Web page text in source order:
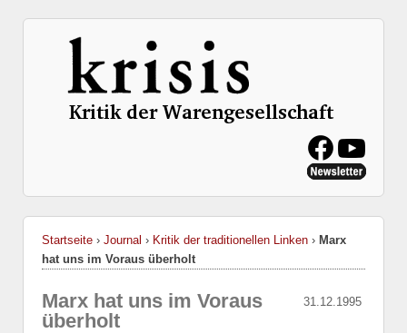
Startseite › Journal › Kritik der traditionellen Linken › Marx
hat uns im Voraus überholt
31.12.1995
Marx hat uns im Voraus
überholt